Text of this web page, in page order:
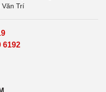
Văn Trí
6192